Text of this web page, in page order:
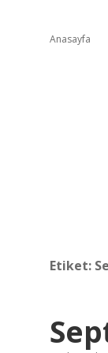
Anasayfa
Etiket: